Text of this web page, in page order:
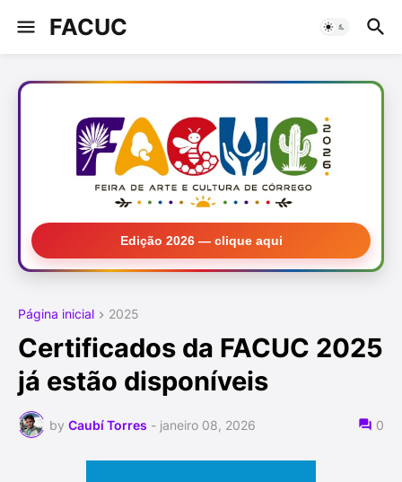
FACUC
Edição 2026 — clique aqui
Página inicial 2025
Certificados da FACUC 2025
já estão disponíveis
by Caubí Torres - janeiro 08, 2026 0